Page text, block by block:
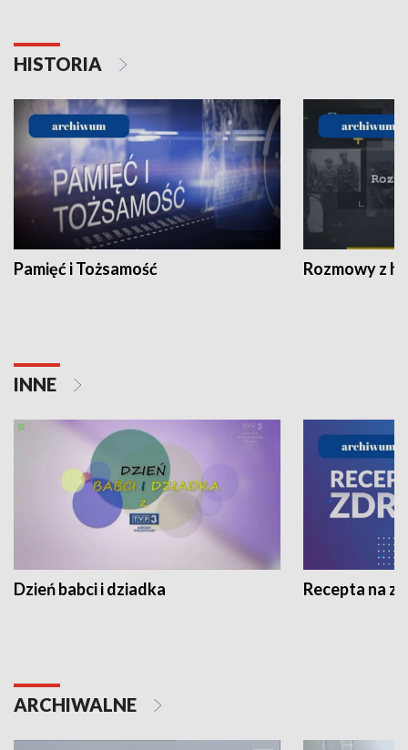
HISTORIA
Pamięć i Tożsamość Rozmowy z
INNE
Dzień babci i dziadka Recepta na
ARCHIWALNE